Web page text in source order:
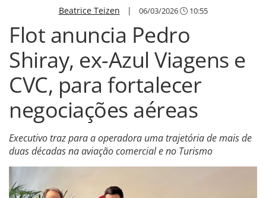
Beatrice Teizen | 06/03/2026 10:55
Flot anuncia Pedro
Shiray, ex-Azul Viagens e
CVC, para fortalecer
negociações aéreas
Executivo traz para a operadora uma trajetória de mais de
duas décadas na aviação comercial e no Turismo